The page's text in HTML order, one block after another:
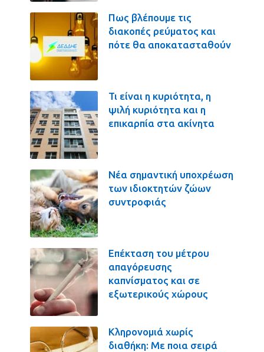
Πως βλέπουμε τις
διακοπές ρεύματος και
πότε θα αποκατασταθούν
Τι είναι η κυριότητα, η
ψιλή κυριότητα και η
επικαρπία στα ακίνητα
Νέα σημαντική υποχρέωση
των ιδιοκτητών ζώων
συντροφιάς
Επέκταση του μέτρου
απαγόρευσης
καπνίσματος και σε
εξωτερικούς χώρους
Κληρονομιά χωρίς
διαθήκη: Με ποια σειρά